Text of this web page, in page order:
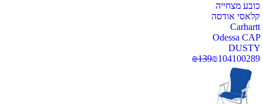
כובע מצחייה
קלאסי אודסה
Carhartt
Odessa CAP
DUSTY
100289
₪104
₪139